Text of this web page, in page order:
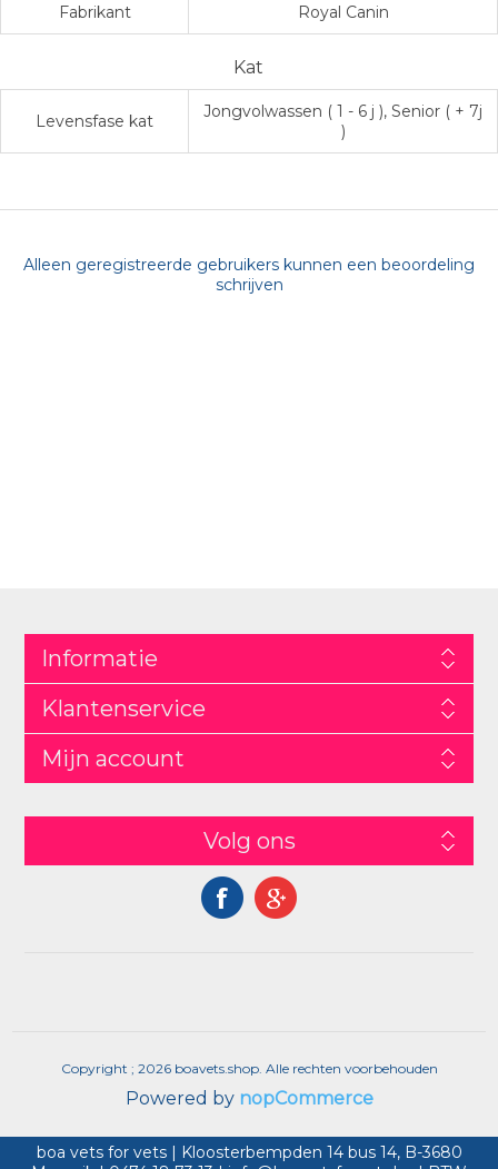
Fabrikant Royal Canin
Kat
Levensfase kat
Jongvolwassen ( 1 - 6 j ), Senior ( + 7j
)
Alleen geregistreerde gebruikers kunnen een beoordeling
schrijven
Informatie
Klantenservice
Mijn account
Volg ons
Copyright ; 2026 boavets.shop. Alle rechten voorbehouden
Powered by nopCommerce
boa vets for vets | Kloosterbempden 14 bus 14, B-3680